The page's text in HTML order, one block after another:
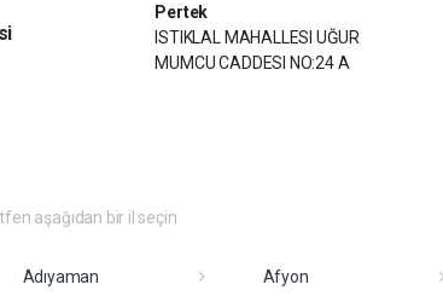
Pertek
ISTIKLAL MAHALLESI UĞUR
MUMCU CADDESI NO:24 A
aşağıdan bir il seçin
Adıyaman Afyon